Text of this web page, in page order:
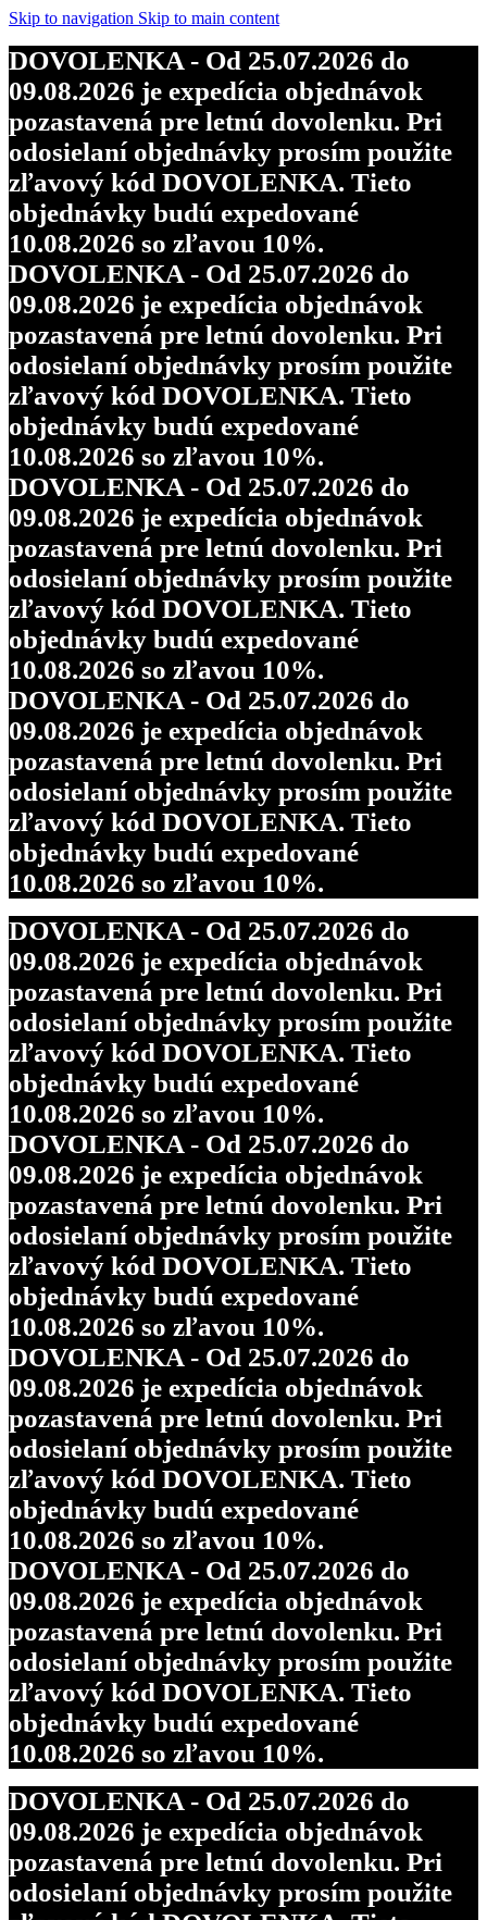
Skip to navigation Skip to main content
DOVOLENKA - Od 25.07.2026 do
09.08.2026 je expedícia objednávok
pozastavená pre letnú dovolenku. Pri
odosielaní objednávky prosím použite
zľavový kód DOVOLENKA. Tieto
objednávky budú expedované
10.08.2026 so zľavou 10%.
DOVOLENKA - Od 25.07.2026 do
09.08.2026 je expedícia objednávok
pozastavená pre letnú dovolenku. Pri
odosielaní objednávky prosím použite
zľavový kód DOVOLENKA. Tieto
objednávky budú expedované
10.08.2026 so zľavou 10%.
DOVOLENKA - Od 25.07.2026 do
09.08.2026 je expedícia objednávok
pozastavená pre letnú dovolenku. Pri
odosielaní objednávky prosím použite
zľavový kód DOVOLENKA. Tieto
objednávky budú expedované
10.08.2026 so zľavou 10%.
DOVOLENKA - Od 25.07.2026 do
09.08.2026 je expedícia objednávok
pozastavená pre letnú dovolenku. Pri
odosielaní objednávky prosím použite
zľavový kód DOVOLENKA. Tieto
objednávky budú expedované
10.08.2026 so zľavou 10%.
DOVOLENKA - Od 25.07.2026 do
09.08.2026 je expedícia objednávok
pozastavená pre letnú dovolenku. Pri
odosielaní objednávky prosím použite
zľavový kód DOVOLENKA. Tieto
objednávky budú expedované
10.08.2026 so zľavou 10%.
DOVOLENKA - Od 25.07.2026 do
09.08.2026 je expedícia objednávok
pozastavená pre letnú dovolenku. Pri
odosielaní objednávky prosím použite
zľavový kód DOVOLENKA. Tieto
objednávky budú expedované
10.08.2026 so zľavou 10%.
DOVOLENKA - Od 25.07.2026 do
09.08.2026 je expedícia objednávok
pozastavená pre letnú dovolenku. Pri
odosielaní objednávky prosím použite
zľavový kód DOVOLENKA. Tieto
objednávky budú expedované
10.08.2026 so zľavou 10%.
DOVOLENKA - Od 25.07.2026 do
09.08.2026 je expedícia objednávok
pozastavená pre letnú dovolenku. Pri
odosielaní objednávky prosím použite
zľavový kód DOVOLENKA. Tieto
objednávky budú expedované
10.08.2026 so zľavou 10%.
DOVOLENKA - Od 25.07.2026 do
09.08.2026 je expedícia objednávok
pozastavená pre letnú dovolenku. Pri
odosielaní objednávky prosím použite